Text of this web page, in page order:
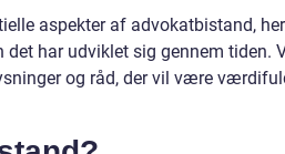
aspekter af advokatbistand,
har udviklet sig gennem tiden.
og råd, der vil være